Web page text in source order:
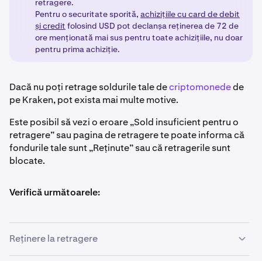
retragere.
Pentru o securitate sporită, achizițiile cu card de debit
și credit folosind USD pot declanșa reținerea de 72 de
ore menționată mai sus pentru toate achizițiile, nu doar
pentru prima achiziție.
Dacă nu poți retrage soldurile tale decriptomonedede
pe Kraken, pot exista mai multe motive.
Este posibil să vezi o eroare „Sold insuficient pentru o
retragere” sau pagina de retragere te poate informa că
fondurile tale sunt „Reținute” sau că retragerile sunt
blocate.
Verifică următoarele:
Reținere la retragere